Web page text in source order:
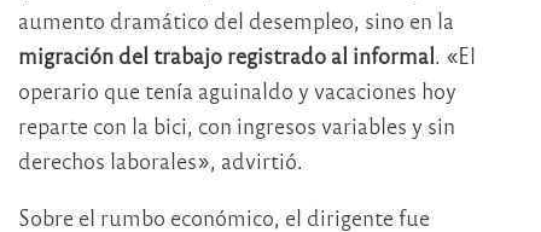
aumento dramático del desempleo, sino en la
migración del trabajo registrado al informal. «El
operario que tenía aguinaldo y vacaciones hoy
reparte con la bici, con ingresos variables y sin
derechos laborales», advirtió.
Sobre el rumbo económico, el dirigente fue